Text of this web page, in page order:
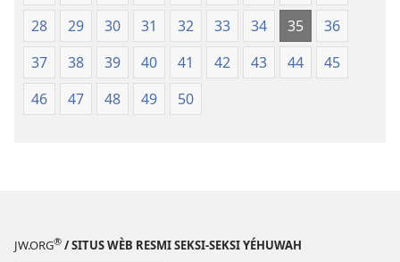
28
29 30 31 32 33 34 35
36
37
38 39 40 41 42 43 44
45
46
47 48 49 50
JW.ORG® / SITUS WÈB RESMI SEKSI-SEKSI YÉHUWAH